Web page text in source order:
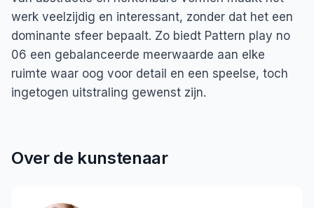
werk veelzijdig en interessant, zonder dat het een
dominante sfeer bepaalt. Zo biedt Pattern play no
06 een gebalanceerde meerwaarde aan elke
ruimte waar oog voor detail en een speelse, toch
ingetogen uitstraling gewenst zijn.
Over de kunstenaar